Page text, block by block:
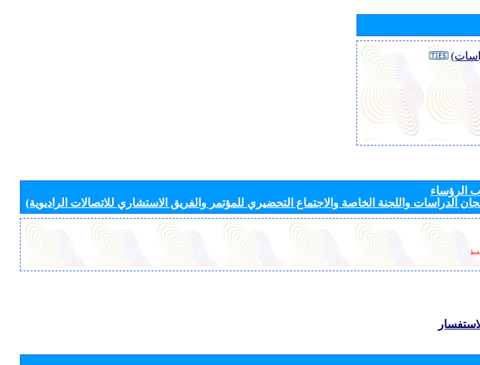
الرؤساء
الدراسات واللجنة الخاصة والاجتماع التحضيري للمؤتمر والفريق الاستشاري للاتصالات الراديوية)